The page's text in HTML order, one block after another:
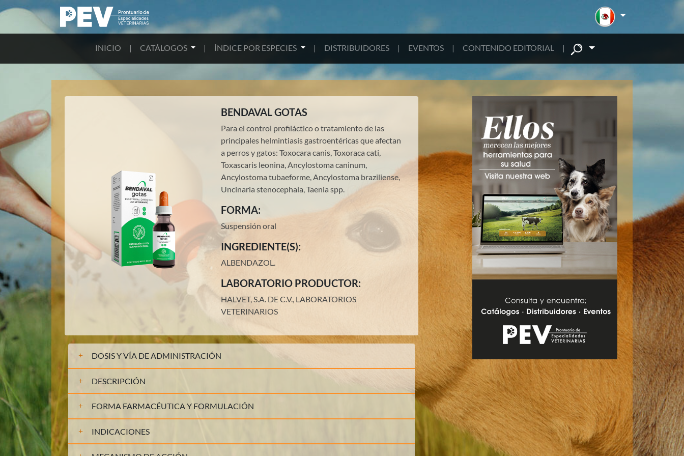
INICIO | CATÁLOGOS | ÍNDICE POR ESPECIES | DISTRIBUIDORES | EVENTOS | CONTENIDO EDITORIAL |
BENDAVAL GOTAS
Para el control profiláctico o tratamiento de las
principales helmintiasis gastroentéricas que afectan
a perros y gatos: Toxocara canis, Toxoraca cati,
Toxascaris leonina, Ancylostoma caninum,
Ancylostoma tubaeforme, Ancylostoma braziliense,
Uncinaria stenocephala, Taenia spp.
FORMA:
Suspensión oral
INGREDIENTE(S):
ALBENDAZOL.
LABORATORIO PRODUCTOR:
HALVET, S.A. DE C.V., LABORATORIOS
VETERINARIOS
DOSIS Y VÍA DE ADMINISTRACIÓN
DESCRIPCIÓN
FORMA FARMACÉUTICA Y FORMULACIÓN
INDICACIONES